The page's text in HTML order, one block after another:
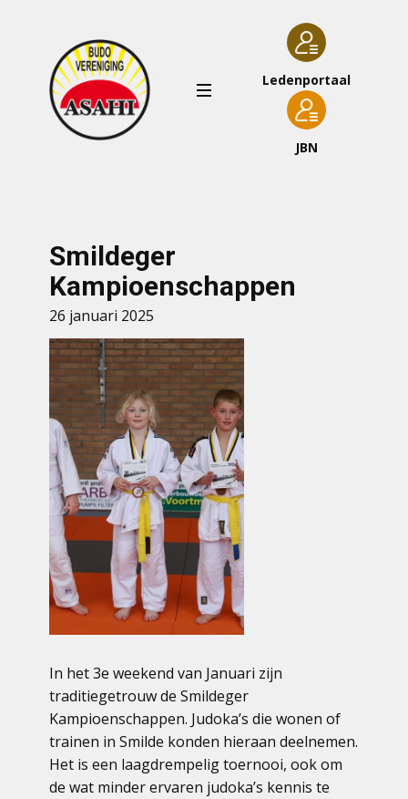
Ledenportaal
JBN
Smildeger
Kampioenschappen
26 januari 2025
In het 3e weekend van Januari zijn
traditiegetrouw de Smildeger
Kampioenschappen. Judoka’s die wonen of
trainen in Smilde konden hieraan deelnemen.
Het is een laagdrempelig toernooi, ook om
de wat minder ervaren judoka’s kennis te